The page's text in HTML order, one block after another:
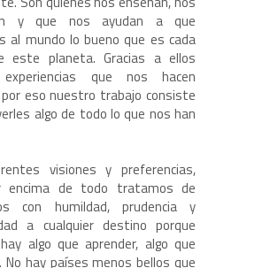
y que nos ayudan a que
al mundo lo bueno que es cada
este planeta. Gracias a ellos
que nos hacen
eso nuestro trabajo consiste
algo de todo lo que nos han
visiones y preferencias,
encima de todo tratamos de
con humildad, prudencia y
a cualquier destino porque
algo que aprender, algo que
No hay países menos bellos que